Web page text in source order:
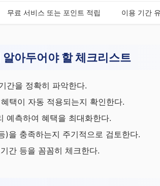
무료 서비스 또는 포인트 적립 이용 기간
아두어야 할 체크리스트
간을 정확히 파악한다.
택이 자동 적용되는지 확인한다.
예측하여 혜택을 최대화한다.
)을 충족하는지 주기적으로 검토한다.
간 등을 꼼꼼히 체크한다.